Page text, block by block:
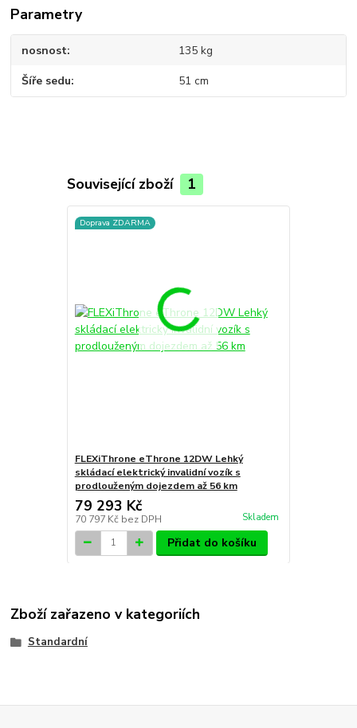
Parametry
nosnost 135 kg
Šíře sedu 51 cm
Související zboží 1
Doprava ZDARMA
FLEXiThrone eThrone 12DW Lehký
skládací elektrický invalidní vozík s
prodlouženým dojezdem až 56 km
79 293 Kč
70 797 Kč bez DPH Skladem
Přidat do košíku
Zboží zařazeno v kategoriích
Standardní